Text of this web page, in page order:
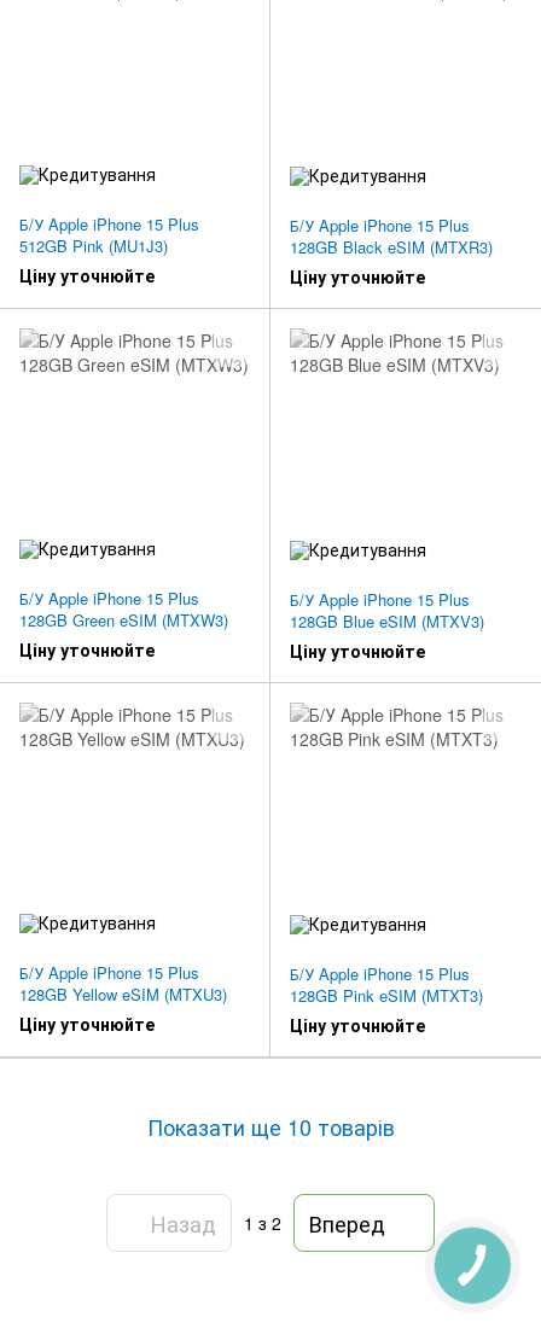
Б/У Apple iPhone 15 Plus
512GB Pink (MU1J3)
Ціну уточнюйте
Б/У Apple iPhone 15 Plus
128GB Black eSIM (MTXR3)
Ціну уточнюйте
Б/У Apple iPhone 15 Plus
128GB Green eSIM (MTXW3)
Ціну уточнюйте
Б/У Apple iPhone 15 Plus
128GB Blue eSIM (MTXV3)
Ціну уточнюйте
Б/У Apple iPhone 15 Plus
128GB Yellow eSIM (MTXU3)
Ціну уточнюйте
Б/У Apple iPhone 15 Plus
128GB Pink eSIM (MTXT3)
Ціну уточнюйте
Показати ще 10 товарів
Назад 1 з 2 Вперед